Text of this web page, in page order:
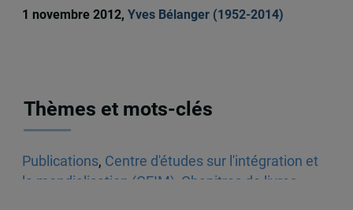
1 novembre 2012, Yves Bélanger (1952-2014)
Thèmes et mots-clés
Publications, Centre d'études sur l'intégration et
la mondialisation (CEIM) Chapitres de livres